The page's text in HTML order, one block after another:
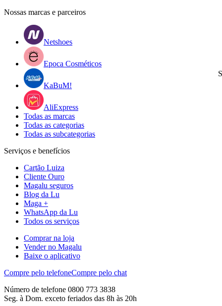
Nossas marcas e parceiros
Netshoes
Epoca Cosméticos
KaBuM!
AliExpress
Todas as marcas
Todas as categorias
Todas as subcategorias
Serviços e benefícios
Cartão Luiza
Cliente Ouro
Magalu seguros
Blog da Lu
Maga +
WhatsApp da Lu
Todos os serviços
Comprar na loja
Vender no Magalu
Baixe o aplicativo
Compre pelo telefoneCompre pelo chat
Número de telefone 0800 773 3838
Seg. à Dom. exceto feriados das 8h às 20h